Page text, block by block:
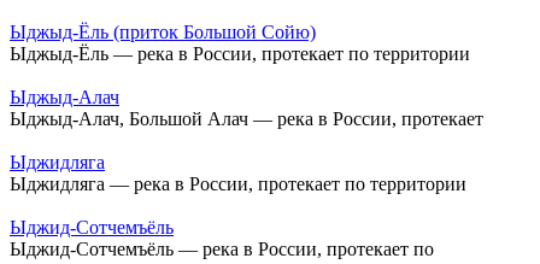
Ыджыд-Ёль (приток Большой Сойю)
Ыджыд-Ёль — река в России, протекает по территории
Ыджыд-Алач
Ыджыд-Алач, Большой Алач — река в России, протекает
Ыджидляга
Ыджидляга — река в России, протекает по территории
Ыджид-Сотчемъёль
Ыджид-Сотчемъёль — река в России, протекает по